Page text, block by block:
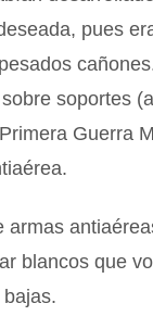
pues
soportes
Guerra
blancos que